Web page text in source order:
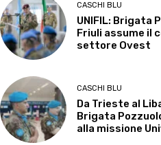
CASCHI BLU
UNIFIL: Brigata
Friuli assume il
settore Ovest
CASCHI BLU
Da Trieste al
Brigata
alla missione